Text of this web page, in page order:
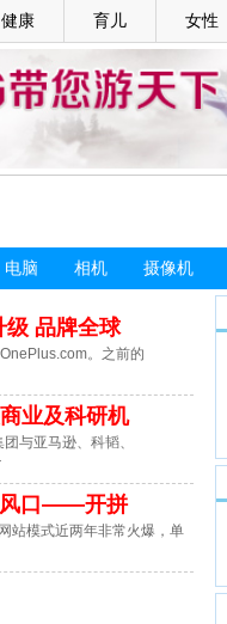
健康 育儿 女性
电脑 相机 摄像机
级 品牌全球
。之前的
业及科研机
与亚马逊、科韬、
风口——开拼
站模式近两年非常火爆，单